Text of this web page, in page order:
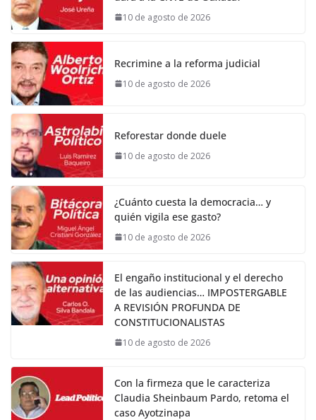
10 de agosto de 2026
Recrimine a la reforma judicial
10 de agosto de 2026
Reforestar donde duele
10 de agosto de 2026
¿Cuánto cuesta la democracia… y
quién vigila ese gasto?
10 de agosto de 2026
El engaño institucional y el derecho
de las audiencias… IMPOSTERGABLE
A REVISIÓN PROFUNDA DE
CONSTITUCIONALISTAS
10 de agosto de 2026
Con la firmeza que le caracteriza
Claudia Sheinbaum Pardo, retoma el
caso Ayotzinapa